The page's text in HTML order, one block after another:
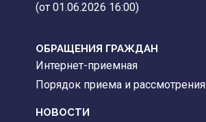
(от 01.06.2026 16:00)
ОБРАЩЕНИЯ ГРАЖДАН
Интернет-приемная
Порядок приема и рассмотрения
НОВОСТИ